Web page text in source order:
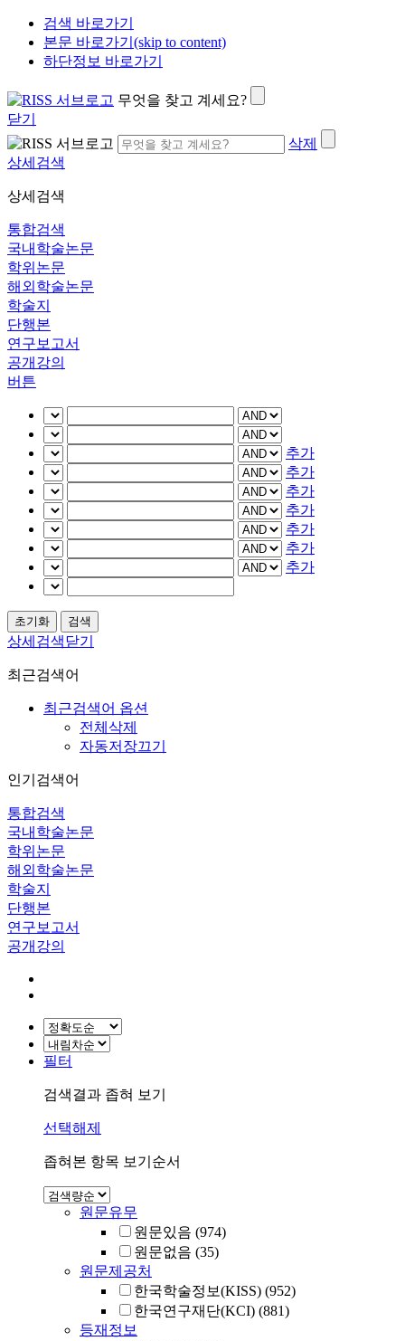
검색 바로가기
본문 바로가기(skip to content)
하단정보 바로가기
무엇을 찾고 계세요?
닫기
삭제
상세검색
상세검색
통합검색
국내학술논문
학위논문
해외학술논문
학술지
단행본
연구보고서
공개강의
버튼
추가
추가
추가
추가
추가
추가
추가
상세검색닫기
최근검색어
최근검색어 옵션
전체삭제
자동저장끄기
인기검색어
통합검색
국내학술논문
학위논문
해외학술논문
학술지
단행본
연구보고서
공개강의
필터
검색결과 좁혀 보기
선택해제
좁혀본 항목 보기순서
원문유무
원문있음 (974)
원문없음 (35)
원문제공처
한국학술정보(KISS) (952)
한국연구재단(KCI) (881)
등재정보